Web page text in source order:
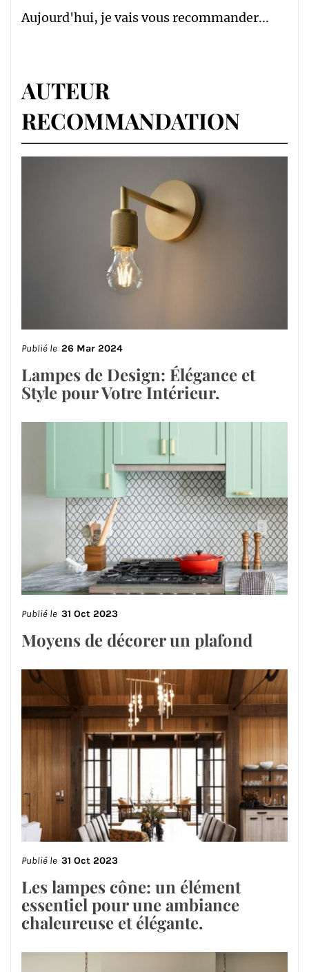
Aujourd'hui, je vais vous recommander...
AUTEUR
RECOMMANDATION
Publié le 26 Mar 2024
Lampes de Design: Élégance et
Style pour Votre Intérieur.
Publié le 31 Oct 2023
Moyens de décorer un plafond
Publié le 31 Oct 2023
Les lampes cône: un élément
essentiel pour une ambiance
chaleureuse et élégante.